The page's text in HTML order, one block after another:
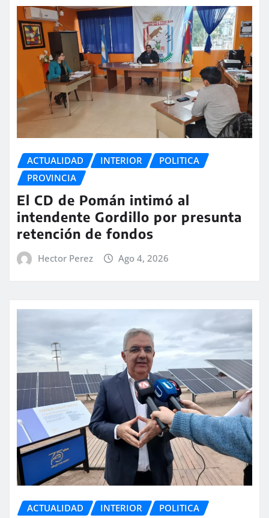
ACTUALIDAD INTERIOR
POLITICA
PROVINCIA
El CD de Pomán intimó al
intendente Gordillo por presunta
retención de fondos
Hector Perez Ago 4, 2026
ACTUALIDAD INTERIOR POLITICA